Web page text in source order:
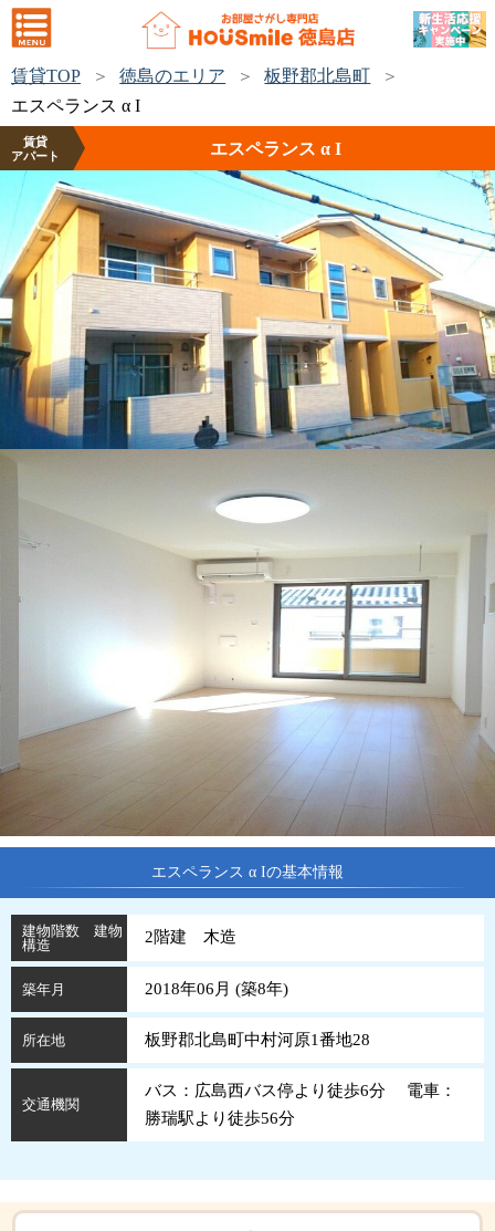
賃貸TOP 徳島のエリア
板野郡北島町
エスペランス α I
賃貸
アパート
エスペランス α I
エスペランス α Iの基本情報
建物階数 建物
構造
2階建 木造
築年月 2018年06月 (築8年)
所在地 板野郡北島町中村河原1番地28
交通機関
バス：広島西バス停より徒歩6分 電車：
勝瑞駅より徒歩56分